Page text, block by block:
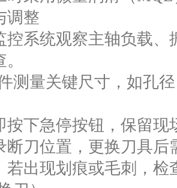
调整
控系统观察主轴负载、
测量关键尺寸，如孔
按下急停按钮，保留
断刀位置，更换刀具
若出现划痕或毛刺，